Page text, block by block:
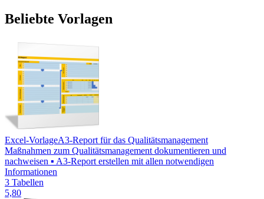
Beliebte Vorlagen
Excel-VorlageA3-Report für das Qualitätsmanagement
Maßnahmen zum Qualitätsmanagement dokumentieren und
nachweisen ▪ A3-Report erstellen mit allen notwendigen
Informationen
3 Tabellen
5,80